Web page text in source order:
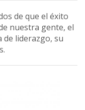
de que el éxito
nuestra gente, el
de liderazgo, su